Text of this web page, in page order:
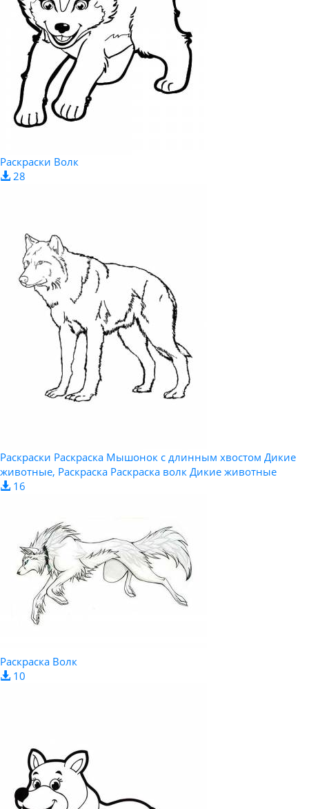
Раскраски Волк
28
Раскраски Раскраска Мышонок с длинным хвостом Дикие
животные, Раскраска Раскраска волк Дикие животные
16
Раскраска Волк
10